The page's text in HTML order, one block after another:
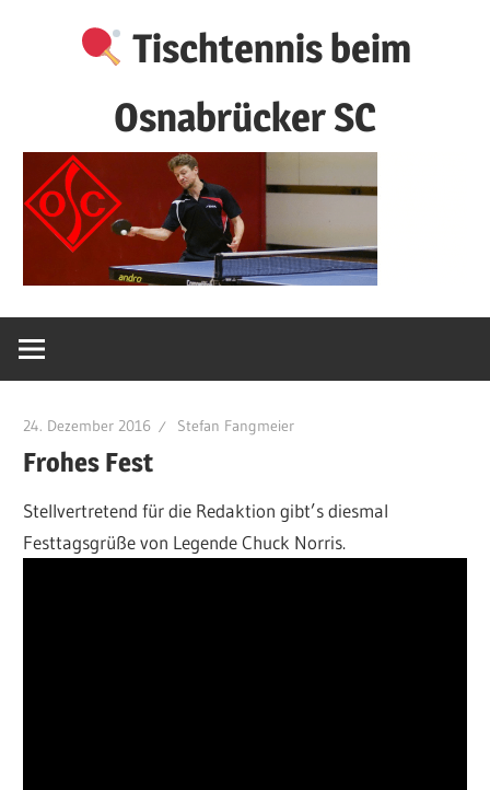
Tischtennis beim
Osnabrücker SC
24. Dezember 2016 Stefan Fangmeier
Frohes Fest
Stellvertretend für die Redaktion gibt’s diesmal
Festtagsgrüße von Legende Chuck Norris.